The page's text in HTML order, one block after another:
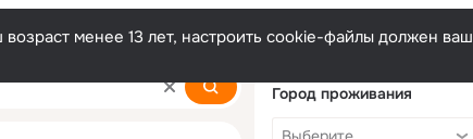
менее 13 лет, настроить cookie-файлы должен ваш
Город проживания